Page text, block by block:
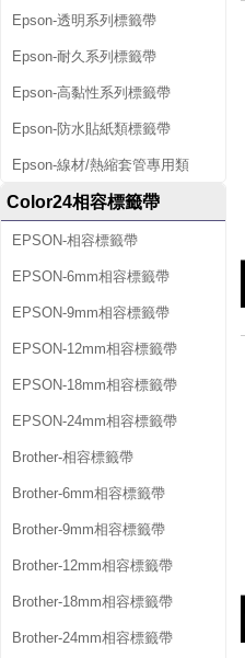
Epson-透明系列標籤帶
Epson-耐久系列標籤帶
Epson-高黏性系列標籤帶
Epson-防水貼紙類標籤帶
Epson-線材/熱縮套管專用類
Color24相容標籤帶
EPSON-相容標籤帶
EPSON-6mm相容標籤帶
EPSON-9mm相容標籤帶
EPSON-12mm相容標籤帶
EPSON-18mm相容標籤帶
EPSON-24mm相容標籤帶
Brother-相容標籤帶
Brother-6mm相容標籤帶
Brother-9mm相容標籤帶
Brother-12mm相容標籤帶
Brother-18mm相容標籤帶
Brother-24mm相容標籤帶